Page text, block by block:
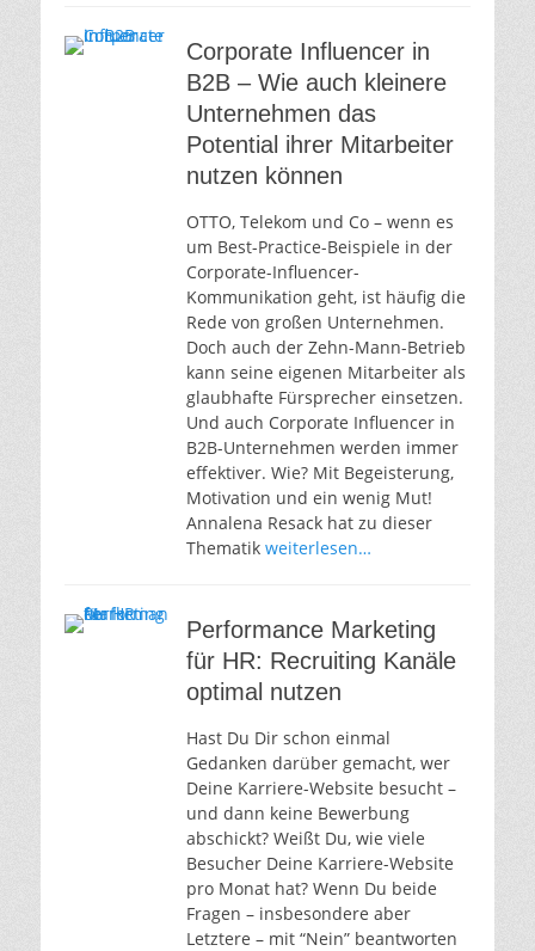
Corporate Influencer in
B2B – Wie auch kleinere
Unternehmen das
Potential ihrer Mitarbeiter
nutzen können
OTTO, Telekom und Co – wenn es
um Best-Practice-Beispiele in der
Corporate-Influencer-
Kommunikation geht, ist häufig die
Rede von großen Unternehmen.
Doch auch der Zehn-Mann-Betrieb
kann seine eigenen Mitarbeiter als
glaubhafte Fürsprecher einsetzen.
Und auch Corporate Influencer in
B2B-Unternehmen werden immer
effektiver. Wie? Mit Begeisterung,
Motivation und ein wenig Mut!
Annalena Resack hat zu dieser
Thematik weiterlesen…
Performance Marketing
für HR: Recruiting Kanäle
optimal nutzen
Hast Du Dir schon einmal
Gedanken darüber gemacht, wer
Deine Karriere-Website besucht –
und dann keine Bewerbung
abschickt? Weißt Du, wie viele
Besucher Deine Karriere-Website
pro Monat hat? Wenn Du beide
Fragen – insbesondere aber
Letztere – mit “Nein” beantworten